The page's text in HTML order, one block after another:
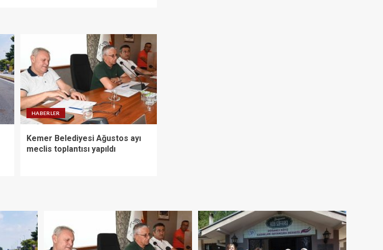
HABERLER
Kemer Belediyesi Ağustos ayı
meclis toplantısı yapıldı